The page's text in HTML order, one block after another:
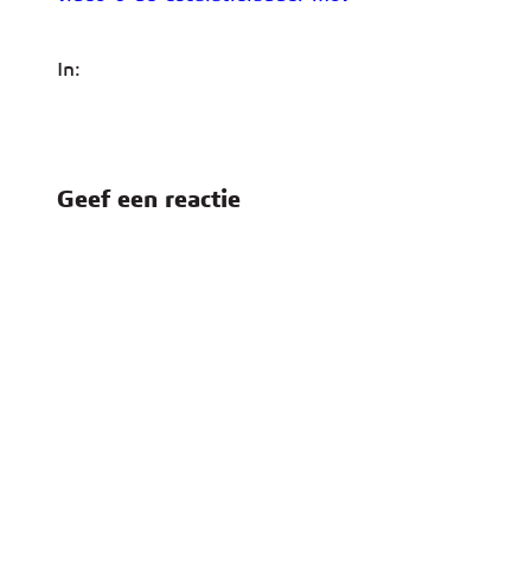
In:
Geef een reactie